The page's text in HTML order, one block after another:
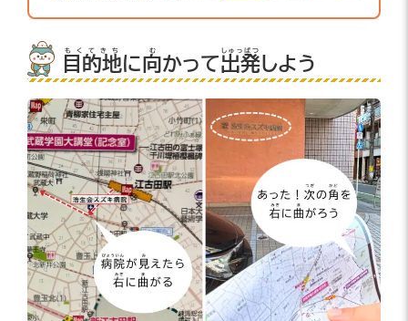
目的地
もくてきち
に 向
む
かって出発
しゅっぱつ
しよう